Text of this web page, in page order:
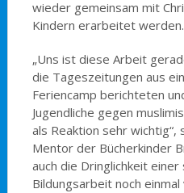
wieder gemeinsam mit
Kindern erarbeitet werden.
„Uns ist diese Arbeit
die Tageszeitungen aus
Feriencamp berichteten
Jugendliche gegen
als Reaktion sehr wichtig“,
Mentor der Bücherkinder
auch die Dringlichkeit einer
Bildungsarbeit noch